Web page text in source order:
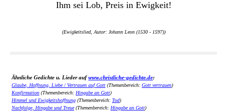
Ihm sei Lob, Preis in Ewigkeit!
(Ewigkeitslied, Autor: Johann Leon (1530 - 1597))
Ähnliche Gedichte u. Lieder aufwww.christliche-gedichte.de:
Glaube, Hoffnung, Liebe / Vertrauen auf Gott (Themenbereich: Gott vertrauen)
Konfirmation (Themenbereich: Hingabe an Gott)
Himmel und Ewigkeitshoffnung (Themenbereich: Tod)
Nachfolge, Hingabe und Treue(Themenbereich: Hingabe an Gott)